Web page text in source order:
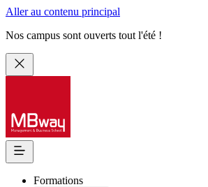
Aller au contenu principal
Nos campus sont ouverts tout l'été !
Formations